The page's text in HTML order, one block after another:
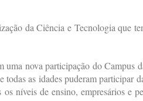
da Ciência e Tecnologia que
nova participação do
as idades puderam participar
níveis de ensino, empresários e